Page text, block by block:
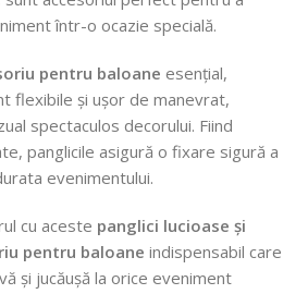
într-o ocazie specială.
pentru baloane esențial,
flexibile și ușor de manevrat,
spectaculos decorului. Fiind
panglicile asigură o fixare sigură a
evenimentului.
cu aceste panglici lucioase și
pentru baloane indispensabil care
și jucăușă la orice eveniment